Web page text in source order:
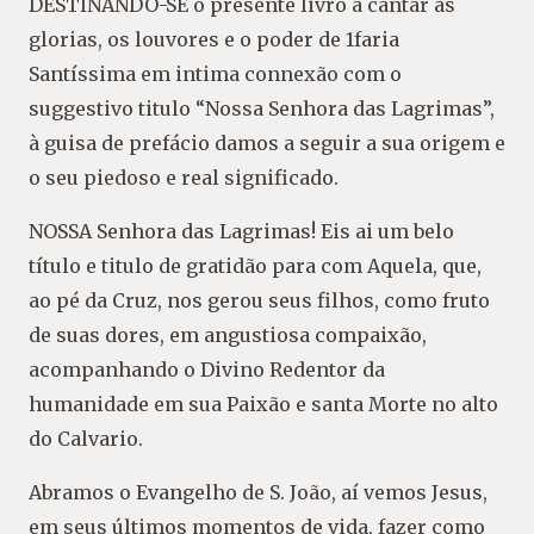
DESTlNANDO-SE o presente livro a cantar as
glorias, os louvores e o poder de 1faria
Santíssima em intima connexão com o
suggestivo titulo “Nossa Senhora das Lagrimas”,
à guisa de prefácio damos a seguir a sua origem e
o seu piedoso e real significado.
NOSSA Senhora das Lagrimas! Eis ai um belo
título e titulo de gratidão para com Aquela, que,
ao pé da Cruz, nos gerou seus filhos, como fruto
de suas dores, em angustiosa compaixão,
acompanhando o Divino Redentor da
humanidade em sua Paixão e santa Morte no alto
do Calvario.
Abramos o Evangelho de S. João, aí vemos Jesus,
em seus últimos momentos de vida, fazer como